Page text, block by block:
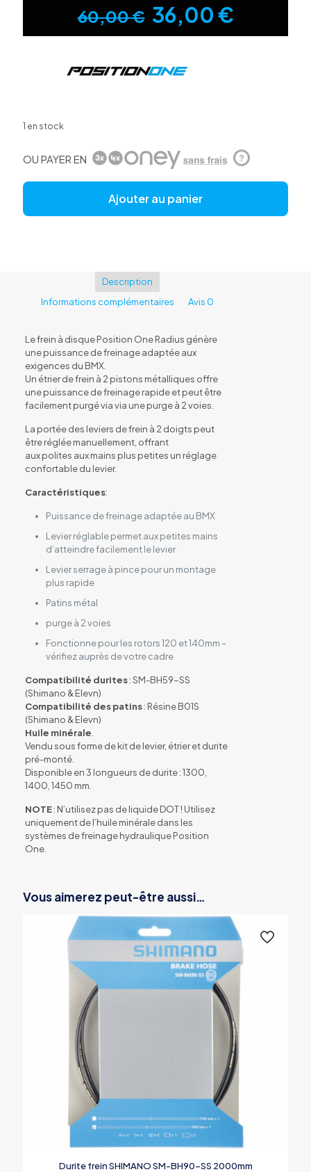
60,00€ Le
60,00 €.
36,00€Le
36,00
1 en stock
OU PAYER EN ?
Ajouter au panier
Description
Informations complémentaires
Avis 0
Le frein à disque Position One Radius génère
une puissance de freinage adaptée aux
exigences du BMX.
Un étrier de frein à 2 pistons métalliques offre
une puissance de freinage rapide et peut être
facilement purgé via via une purge à 2 voies.
La portée des leviers de frein à 2 doigts peut
être réglée manuellement, offrant
aux polites aux mains plus petites un réglage
confortable du levier.
Caractéristiques:
Puissance de freinage adaptée au BMX
Levier réglable permet aux petites mains
d’atteindre facilement le levier
Levier serrage à pince pour un montage
plus rapide
Patins métal
purge à 2 voies
Fonctionne pour les rotors 120 et 140mm –
vérifiez auprès de votre cadre
Compatibilité durites: SM-BH59-SS
(Shimano & Elevn)
Compatibilité des patins: Résine B01S
(Shimano & Elevn)
Huile minérale.
Vendu sous forme de kit de levier, étrier et durite
pré-monté.
Disponible en 3 longueurs de durite : 1300,
1400, 1450 mm.
NOTE: N’utilisez pas de liquide DOT ! Utilisez
uniquement de l’huile minérale dans les
systèmes de freinage hydraulique Position
One.
Vous aimerez peut-être aussi…
Durite frein SHIMANO SM-BH90-SS 2000mm